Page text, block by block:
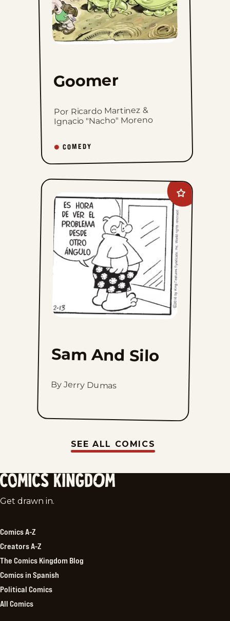
Goomer
Por Ricardo Martinez &
Ignacio "Nacho" Moreno
COMEDY
Add
Sam
And
Silo
favorites
Sam And Silo
By Jerry Dumas
SEE ALL COMICS
Comics
Get drawn in.
Comics A-Z
Creators A-Z
The Comics Kingdom Blog
Comics in Spanish
Political Comics
All Comics